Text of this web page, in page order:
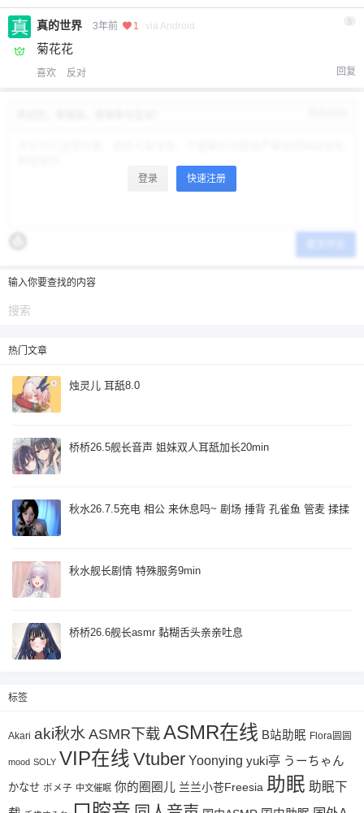
真的世界 3年前 1 via Android 5
菊花花
喜欢 反对 回复
登录 快速注册
输入你要查找的内容
热门文章
烛灵儿 耳舐8.0
桥桥26.5舰长音声 姐妹双人耳舐加长20min
秋水26.7.5充电 相公 来休息吗~ 剧场 捶背 孔雀鱼 管麦 揉揉
秋水舰长剧情 特殊服务9min
桥桥26.6舰长asmr 黏糊舌头亲亲吐息
标签
Akari aki秋水ASMR下载ASMR在线 B站助眠 Flora圆圆
mood SOLY VIP在线 Vtuber Yoonying yuki亭 うーちゃん
かなせ ポメ子 中文催眠 你的圈圈儿 兰兰小苍Freesia 助眠 助眠下